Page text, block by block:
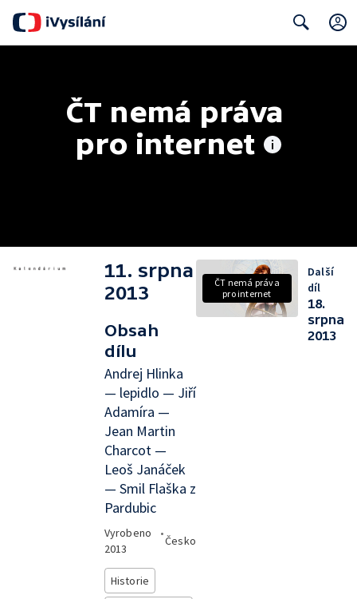
ČT nemá práva
pro internet
11. srpna
2013
Obsah
dílu
Andrej Hlinka
— lepidlo — Jiří
Adamíra —
Jean Martin
Charcot —
Leoš Janáček
— Smil Flaška z
Pardubic
Vyrobeno
2013
•
Česko
Historie
ČT nemá práva
pro internet
Další
díl
18.
srpna
2013